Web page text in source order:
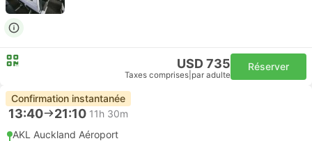
USD 735
Taxes comprises par adulte
Réserver
Confirmation instantanée
13:40 21:10 11h 30m
AKL Auckland Aéroport